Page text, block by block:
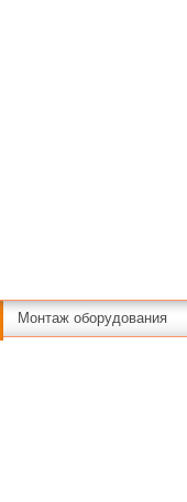
Монтаж оборудования